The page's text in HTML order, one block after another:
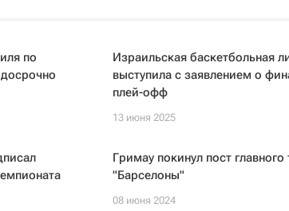
по
Израильская баскетбольная
выступила с заявлением о
плей-офф
13 июня 2025
Гримау покинул пост главного
"Барселоны"
08 июня 2024